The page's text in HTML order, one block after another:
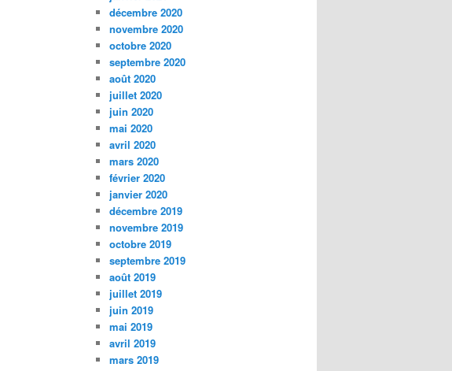
décembre 2020
novembre 2020
octobre 2020
septembre 2020
août 2020
juillet 2020
juin 2020
mai 2020
avril 2020
mars 2020
février 2020
janvier 2020
décembre 2019
novembre 2019
octobre 2019
septembre 2019
août 2019
juillet 2019
juin 2019
mai 2019
avril 2019
mars 2019